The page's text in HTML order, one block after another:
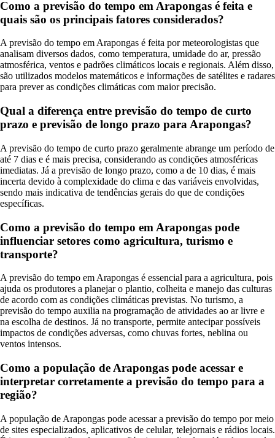
Como a previsão do tempo em Arapongas é feita e
quais são os principais fatores considerados?
A previsão do tempo em Arapongas é feita por meteorologistas que
analisam diversos dados, como temperatura, umidade do ar, pressão
atmosférica, ventos e padrões climáticos locais e regionais. Além disso,
são utilizados modelos matemáticos e informações de satélites e radares
para prever as condições climáticas com maior precisão.
Qual a diferença entre previsão do tempo de curto
prazo e previsão de longo prazo para Arapongas?
A previsão do tempo de curto prazo geralmente abrange um período de
até 7 dias e é mais precisa, considerando as condições atmosféricas
imediatas. Já a previsão de longo prazo, como a de 10 dias, é mais
incerta devido à complexidade do clima e das variáveis envolvidas,
sendo mais indicativa de tendências gerais do que de condições
específicas.
Como a previsão do tempo em Arapongas pode
influenciar setores como agricultura, turismo e
transporte?
A previsão do tempo em Arapongas é essencial para a agricultura, pois
ajuda os produtores a planejar o plantio, colheita e manejo das culturas
de acordo com as condições climáticas previstas. No turismo, a
previsão do tempo auxilia na programação de atividades ao ar livre e
na escolha de destinos. Já no transporte, permite antecipar possíveis
impactos de condições adversas, como chuvas fortes, neblina ou
ventos intensos.
Como a população de Arapongas pode acessar e
interpretar corretamente a previsão do tempo para a
região?
A população de Arapongas pode acessar a previsão do tempo por meio
de sites especializados, aplicativos de celular, telejornais e rádios locais.